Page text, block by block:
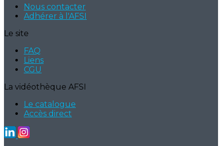
Nous contacter
Adhérer à l'AFSI
Le site
FAQ
Liens
CGU
La vidéothèque AFSI
Le catalogue
Accès direct